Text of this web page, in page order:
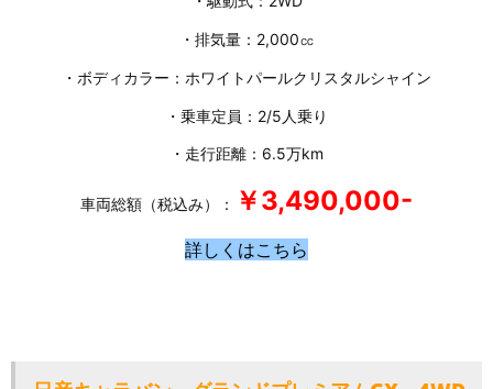
・排気量：2,000㏄
・ボディカラー：ホワイトパールクリスタルシャイン
・乗車定員：2/5人乗り
・走行距離：6.5万km
車両総額（税込み）： ￥3,490,000-
詳しくはこちら